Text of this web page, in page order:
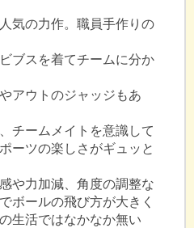
気の力作。職員手作りの
ブスを着てチームに分か
アウトのジャッジもあ
チームメイトを意識して
ーツの楽しさがギュッと
や力加減、角度の調整な
ボールの飛び方が大きく
生活ではなかなか無い